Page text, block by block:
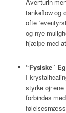
Aventurin
tankeflow og
ofte
og nye
hjælpe med
“Fysiske”
I
styrke øjnene
forbindes